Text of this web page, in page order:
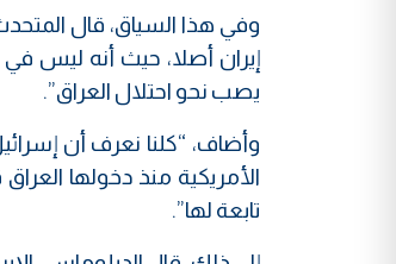
وفي هذا السياق، قال
إيران أصلا، حيث أنه ليس في
يصب نحو احتلال العراق”.
وأضاف، “كلنا نعرف أن
تابعة لها”.